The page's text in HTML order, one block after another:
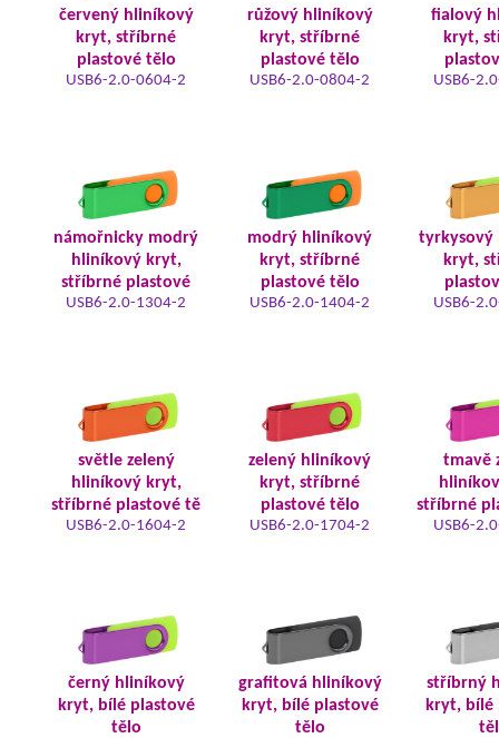
červený hliníkový
kryt, stříbrné
plastové tělo
USB6-2.0-0604-2
růžový hliníkový
kryt, stříbrné
plastové tělo
USB6-2.0-0804-2
fialový
kryt,
USB6-
námořnicky modrý
hliníkový kryt,
stříbrné plastové
USB6-2.0-1304-2
modrý hliníkový
kryt, stříbrné
plastové tělo
USB6-2.0-1404-2
tyrkysový
kryt,
USB6-
světle zelený
hliníkový kryt,
stříbrné plastové tě
USB6-2.0-1604-2
zelený hliníkový
kryt, stříbrné
plastové tělo
USB6-2.0-1704-2
tmavě
stříbrné
USB6-
černý hliníkový
kryt, bílé plastové
tělo
grafitová hliníkový
kryt, bílé plastové
tělo
stříbrný
kryt, bílé